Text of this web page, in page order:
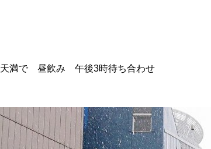
天満で 昼飲み 午後3時待ち合わせ